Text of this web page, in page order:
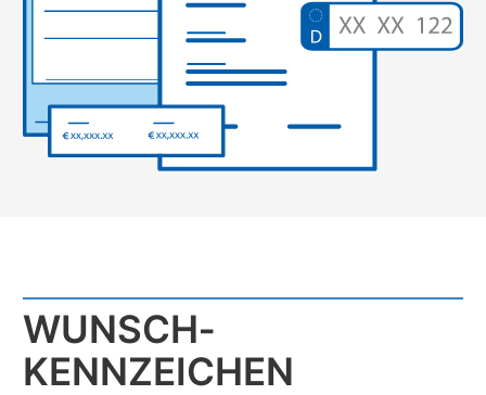
WUNSCH­
KENNZEICHEN